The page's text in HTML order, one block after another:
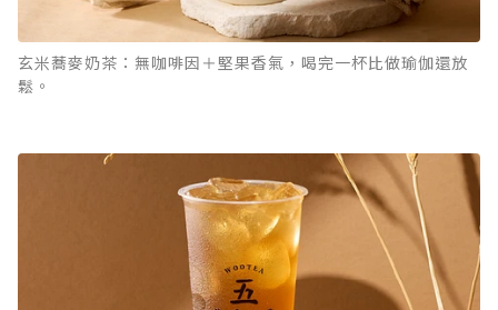
玄米蕎麥奶茶：無咖啡因＋堅果香氣，喝完一杯比做瑜伽還放
鬆。